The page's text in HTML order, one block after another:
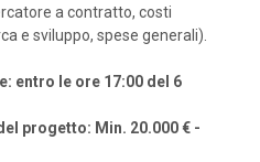
a contratto, costi
e sviluppo, spese generali).
entro le ore 17:00 del 6
progetto: Min. 20.000 € -